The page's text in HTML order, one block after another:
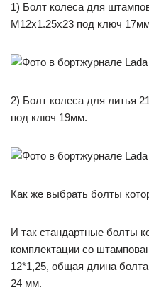
1) Болт колеса для
М12х1.25х23 под ключ
2) Болт колеса для литья
под ключ 19мм.
Как же выбрать болты
И так стандартные болты
комплектации со
12*1,25, общая длина
24 мм.